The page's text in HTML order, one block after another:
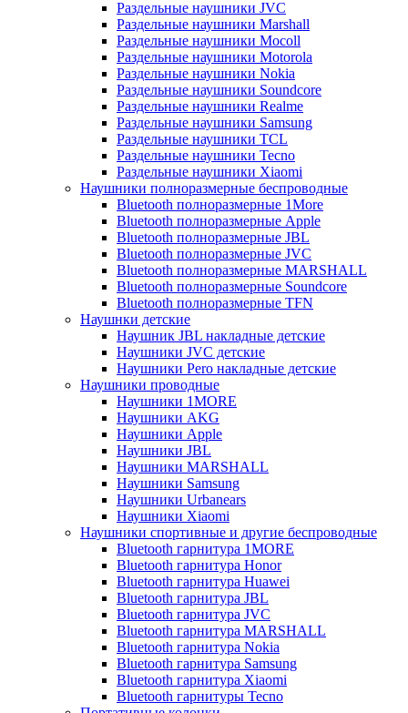
Раздельные наушники JVC
Раздельные наушники Marshall
Раздельные наушники Mocoll
Раздельные наушники Motorola
Раздельные наушники Nokia
Раздельные наушники Soundcore
Раздельные наушники Realme
Раздельные наушники Samsung
Раздельные наушники TCL
Раздельные наушники Tecno
Раздельные наушники Xiaomi
Наушники полноразмерные беспроводные
Bluetooth полноразмерные 1More
Bluetooth полноразмерные Apple
Bluetooth полноразмерные JBL
Bluetooth полноразмерные JVC
Bluetooth полноразмерные MARSHALL
Bluetooth полноразмерные Soundcore
Bluetooth полноразмерные TFN
Наушнки детские
Наушник JBL накладные детские
Наушники JVC детские
Наушники Pero накладные детские
Наушники проводные
Наушники 1MORE
Наушники AKG
Наушники Apple
Наушники JBL
Наушники MARSHALL
Наушники Samsung
Наушники Urbanears
Наушники Xiaomi
Наушники спортивные и другие беспроводные
Bluetooth гарнитура 1MORE
Bluetooth гарнитура Honor
Bluetooth гарнитура Huawei
Bluetooth гарнитура JBL
Bluetooth гарнитура JVC
Bluetooth гарнитура MARSHALL
Bluetooth гарнитура Nokia
Bluetooth гарнитура Samsung
Bluetooth гарнитура Xiaomi
Bluetooth гарнитуры Tecno